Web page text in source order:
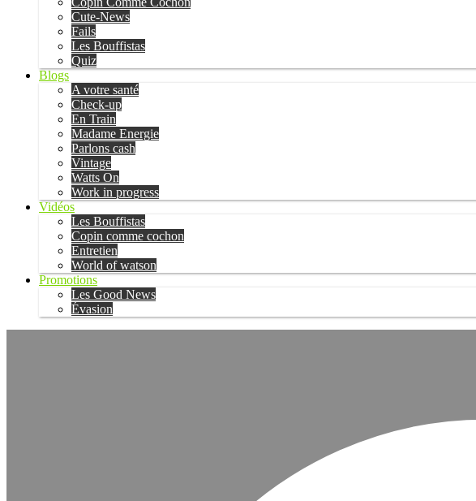
Cute-News
Fails
Les Bouffistas
Quiz
Blogs
A votre santé
Check-up
En Train
Madame Energie
Parlons cash
Vintage
Watts On
Work in progress
Vidéos
Les Bouffistas
Copin comme cochon
Entretien
World of watson
Promotions
Les Good News
Évasion